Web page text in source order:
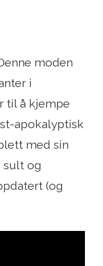
moden
i
til å kjempe
apokalyptisk
med sin
sult og
(og